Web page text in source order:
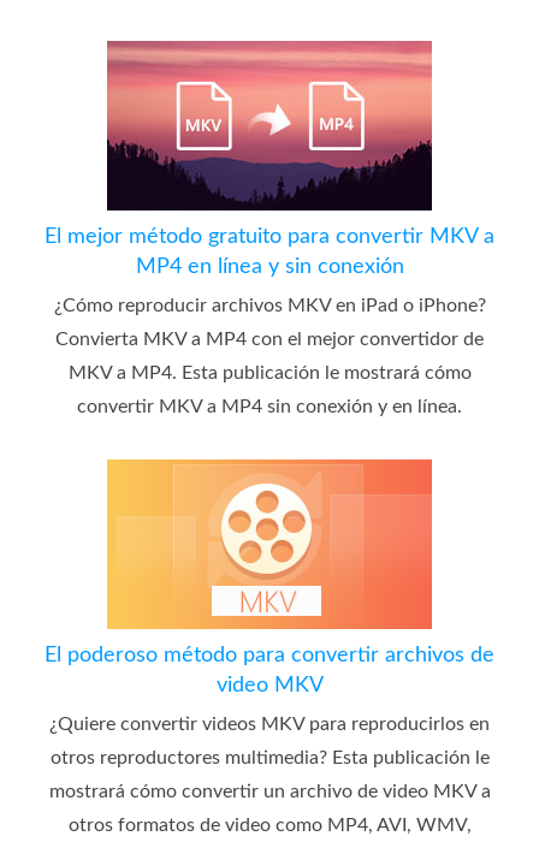
El mejor método gratuito para convertir MKV a
MP4 en línea y sin conexión
¿Cómo reproducir archivos MKV en iPad o iPhone?
Convierta MKV a MP4 con el mejor convertidor de
MKV a MP4. Esta publicación le mostrará cómo
convertir MKV a MP4 sin conexión y en línea.
El poderoso método para convertir archivos de
video MKV
¿Quiere convertir videos MKV para reproducirlos en
otros reproductores multimedia? Esta publicación le
mostrará cómo convertir un archivo de video MKV a
otros formatos de video como MP4, AVI, WMV,